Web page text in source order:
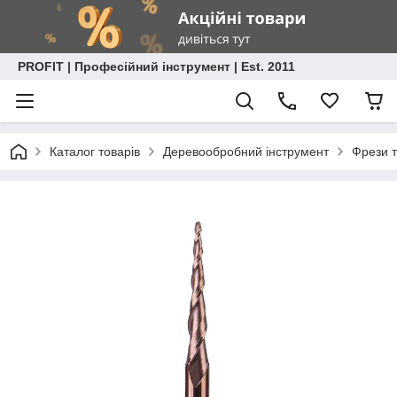
PROFIT | Професійний інструмент | Est. 2011
Каталог товарів Деревообробний інструмент Фрези